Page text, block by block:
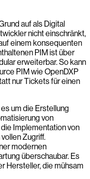
auf als Digital
nicht einschränkt,
einem konsequenten
PIM ist über
erweiterbar. So kann
PIM wie OpenDXP
nur Tickets für einen
um die Erstellung
von
Implementation von
Zugriff.
modernen
überschaubar. Es
Hersteller, die mühsam